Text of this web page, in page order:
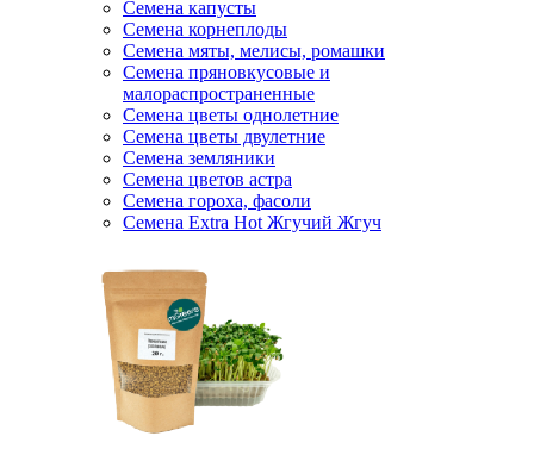
Семена капусты
Семена корнеплоды
Семена мяты, мелисы, ромашки
Семена пряновкусовые и
малораспространенные
Семена цветы однолетние
Семена цветы двулетние
Семена земляники
Семена цветов астра
Семена гороха, фасоли
Семена Extra Hot Жгучий Жгуч